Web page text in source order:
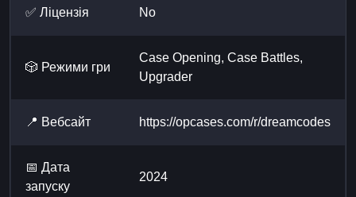
✅ Ліцензія No
🎲 Режими гри
Case Opening, Case Battles,
Upgrader
📍 Вебсайт https://opcases.com/r/dreamcodes
📅 Дата
запуску
2024